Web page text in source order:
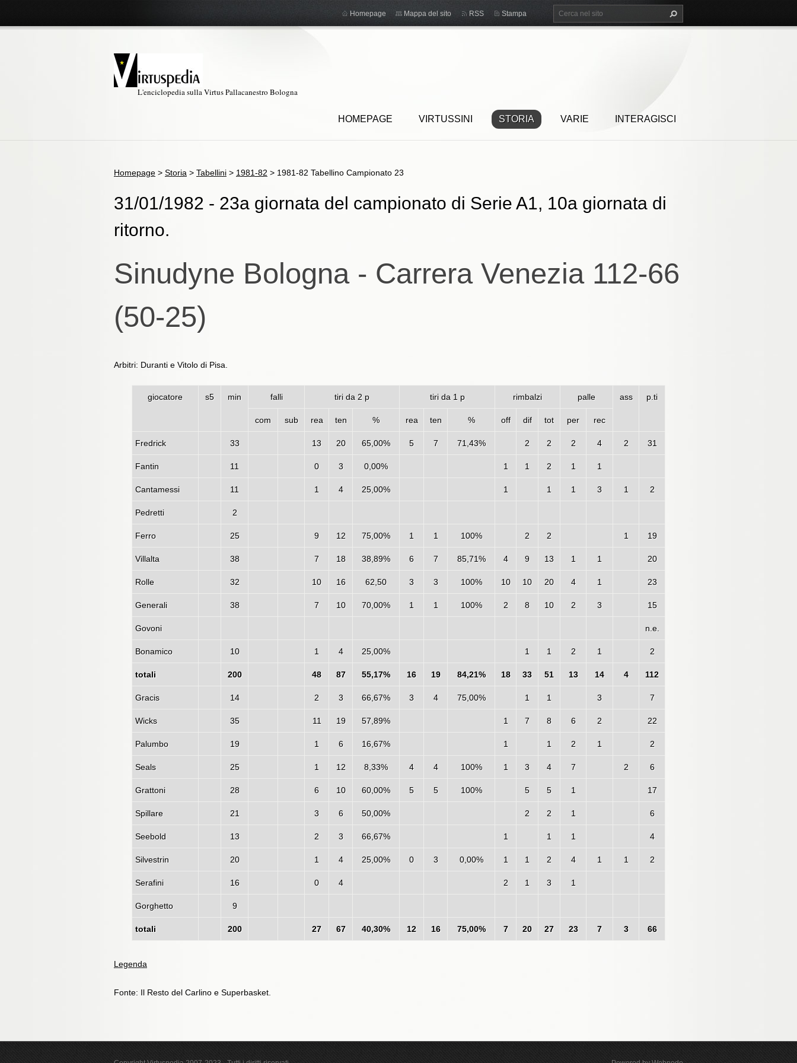
L'enciclopedia sulla Virtus Pallacanestro Bologna
HOMEPAGE VIRTUSSINI STORIA VARIE INTERAGISCI
Homepage Mappa del sito RSS Stampa
Homepage > Storia > Tabellini > 1981-82 > 1981-82 Tabellino Campionato 23
31/01/1982 - 23a giornata del campionato di Serie A1, 10a giornata di
ritorno.
Sinudyne Bologna - Carrera Venezia 112-66
(50-25)
Arbitri: Duranti e Vitolo di Pisa.
giocatore s5 min falli tiri da 2 p tiri da 1 p rimbalzi palle ass p.ti
com sub rea ten % rea ten % off dif tot per rec
Fredrick 33 13 20 65,00% 5 7 71,43% 2 2 2 4 2 31
Fantin 11 0 3 0,00% 1 1 2 1 1
Cantamessi 11 1 4 25,00% 1 1 1 3 1 2
Pedretti 2
Ferro 25 9 12 75,00% 1 1 100% 2 2 1 19
Villalta 38 7 18 38,89% 6 7 85,71% 4 9 13 1 1 20
Rolle 32 10 16 62,50 3 3 100% 10 10 20 4 1 23
Generali 38 7 10 70,00% 1 1 100% 2 8 10 2 3 15
Govoni n.e.
Bonamico 10 1 4 25,00% 1 1 2 1 2
totali 200 48 87 55,17% 16 19 84,21% 18 33 51 13 14 4 112
Gracis 14 2 3 66,67% 3 4 75,00% 1 1 3 7
Wicks 35 11 19 57,89% 1 7 8 6 2 22
Palumbo 19 1 6 16,67% 1 1 2 1 2
Seals 25 1 12 8,33% 4 4 100% 1 3 4 7 2 6
Grattoni 28 6 10 60,00% 5 5 100% 5 5 1 17
Spillare 21 3 6 50,00% 2 2 1 6
Seebold 13 2 3 66,67% 1 1 1 4
Silvestrin 20 1 4 25,00% 0 3 0,00% 1 1 2 4 1 1 2
Serafini 16 0 4 2 1 3 1
Gorghetto 9
totali 200 27 67 40,30% 12 16 75,00% 7 20 27 23 7 3 66
Legenda
Fonte: Il Resto del Carlino e Superbasket.